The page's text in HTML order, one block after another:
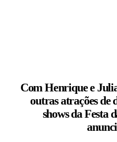
Com Henrique e
outras atrações de
shows da Festa